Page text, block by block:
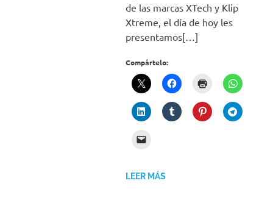
de las marcas XTech y Klip
Xtreme, el día de hoy les
presentamos[…]
Compártelo:
LEER MÁS